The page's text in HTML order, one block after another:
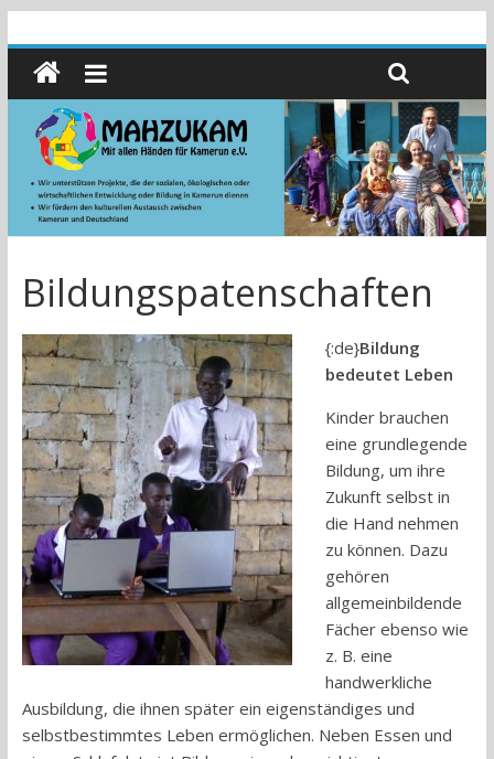
Bildungspatenschaften
{:de}Bildung
bedeutet Leben
Kinder brauchen
eine grundlegende
Bildung, um ihre
Zukunft selbst in
die Hand nehmen
zu können. Dazu
gehören
allgemeinbildende
Fächer ebenso wie
z. B. eine
handwerkliche
Ausbildung, die ihnen später ein eigenständiges und
selbstbestimmtes Leben ermöglichen. Neben Essen und